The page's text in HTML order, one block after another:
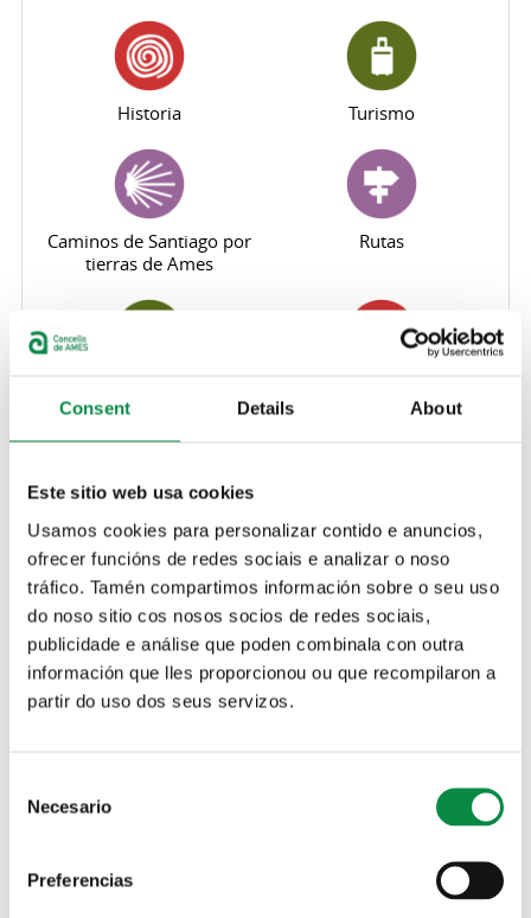
Consent Details About
Este sitio web usa cookies
Usamos cookies para personalizar contido e anuncios,
ofrecer funcións de redes sociais e analizar o noso
tráfico. Tamén compartimos información sobre o seu uso
do noso sitio cos nosos socios de redes sociais,
publicidade e análise que poden combinala con outra
información que lles proporcionou ou que recompilaron a
partir do uso dos seus servizos.
Selection
Necesario
Preferencias
Historia Turismo
Caminos de Santiago por
tierras de Ames
Rutas
parroquias
Toponimia
Patrimonio histórico-
artístico
Festivos locales
Tipo